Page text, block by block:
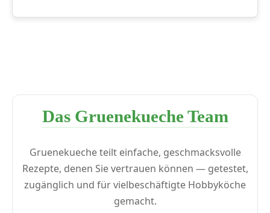
Das Gruenekueche Team
Gruenekueche teilt einfache, geschmacksvolle
Rezepte, denen Sie vertrauen können — getestet,
zugänglich und für vielbeschäftigte Hobbyköche
gemacht.